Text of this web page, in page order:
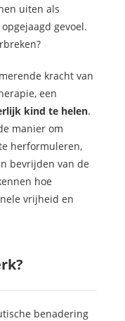
uiten als
gevoel.
kracht van
een
kind te helen.
manier om
herformuleren,
bevrijden van de
hoe
vrijheid en
benadering